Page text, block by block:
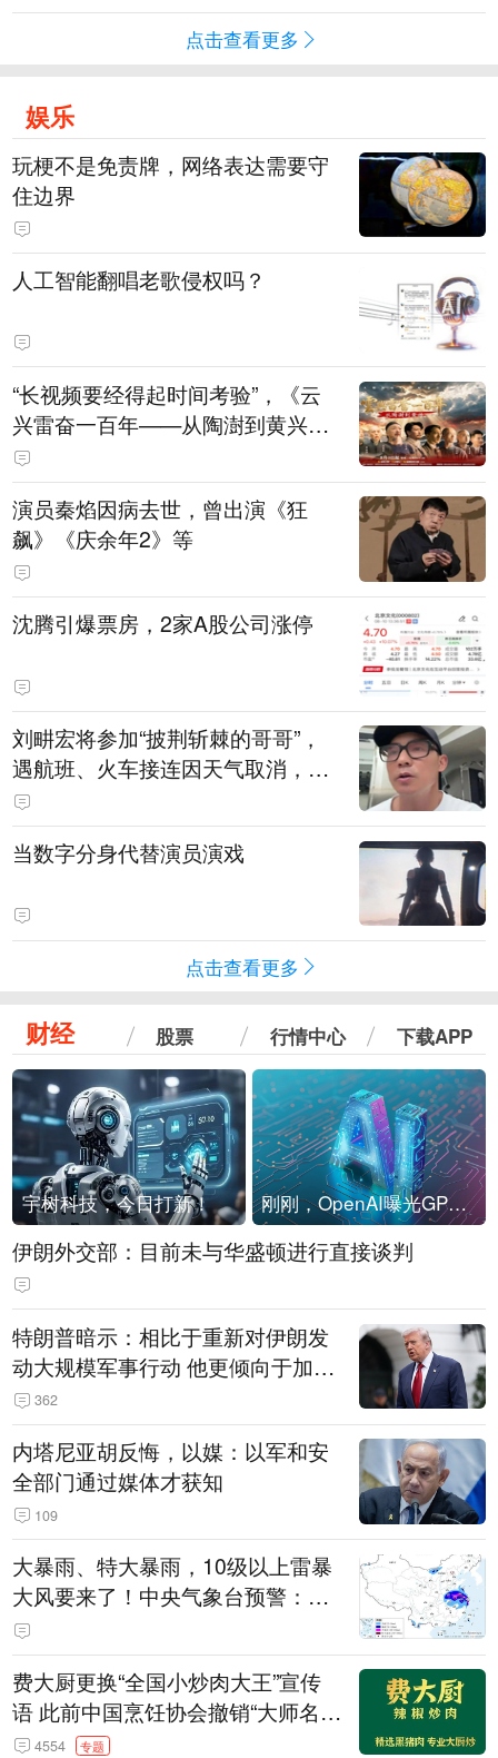
点击查看更多
娱乐
玩梗不是免责牌，网络表达需要守
住边界
人工智能翻唱老歌侵权吗？
“长视频要经得起时间考验”，《云
兴雷奋一百年——从陶澍到黄兴》
主创揭秘幕后
演员秦焰因病去世，曾出演《狂
飙》《庆余年2》等
沈腾引爆票房，2家A股公司涨停
刘畊宏将参加“披荆斩棘的哥哥”，
遇航班、火车接连因天气取消，本
人回应：录节目太披荆斩棘了，还
得先乘风破浪
当数字分身代替演员演戏
点击查看更多
财经 股票 行情中心 下载APP
宇树科技，今日打新！ 刚刚，OpenAI曝光GPT-6！传10万亿参数，8月强行发布
伊朗外交部：目前未与华盛顿进行直接谈判
特朗普暗示：相比于重新对伊朗发
动大规模军事行动 他更倾向于加大
经济施压
362
内塔尼亚胡反悔，以媒：以军和安
全部门通过媒体才获知
109
大暴雨、特大暴雨，10级以上雷暴
大风要来了！中央气象台预警：今
天到明天，浙江、安徽有特大暴雨
费大厨更换“全国小炒肉大王”宣传
语 此前中国烹饪协会撤销“大师名
师”等称号
4554 专题